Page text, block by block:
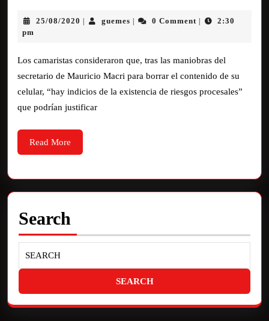
25/08/2020 guemes 0 Comment
2:30
pm
Los camaristas consideraron que, tras las maniobras del
secretario de Mauricio Macri para borrar el contenido de su
celular, “hay indicios de la existencia de riesgos procesales”
que podrían justificar
Read More
Search